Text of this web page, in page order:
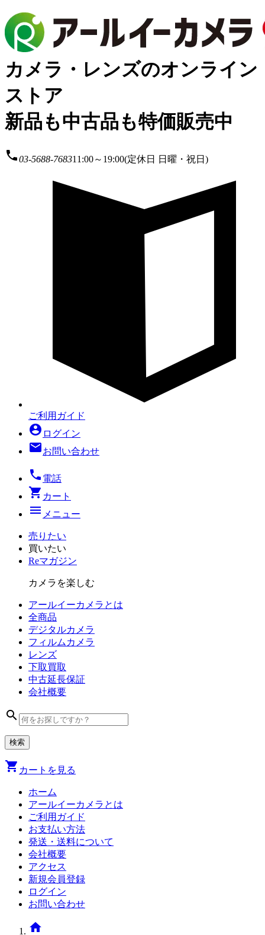
カメラ・レンズのオンライン
ストア
新品も中古品も特価販売中
local_phone03-5688-768311:00～19:00(定休日 日曜・祝日)
ご利用ガイド
account_circle ログイン
mailお問い合わせ
local_phone 電話
shopping_cart カート
menu メニュー
売りたい
買いたい
Reマガジン
カメラを楽しむ
アールイーカメラとは
全商品
デジタルカメラ
フィルム カメラ
レンズ
下取買取
中古延長保証
会社概要
search
shopping_cart カートを見る
ホーム
アールイーカメラとは
ご利用ガイド
お支払い方法
発送・送料について
会社概要
アクセス
新規会員登録
ログイン
お問い合わせ
home